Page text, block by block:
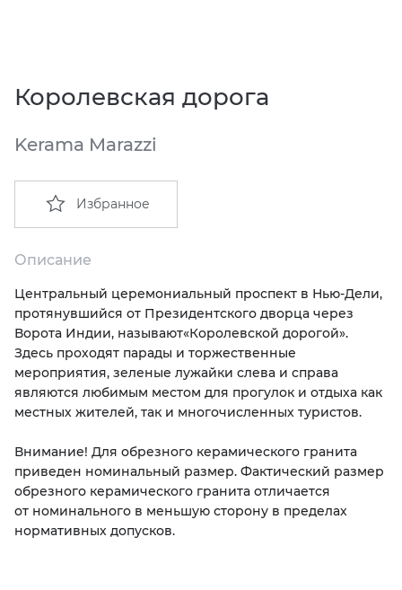
FIANDRE
GRESPANIA
IDALGO
IMOLA CERAMICA
IRIS
ITALON
PAMESA
PERONDA
LA FABBRICA AVA
L’ANTIC COLONIAL
MAXFINE IRIS
PERONDA
REX XXL
SAPIENSTONE
XXL Pamesa
ОБОГРЕВАТЕЛИ
ПОДДОНЫ
ПОЛОТЕНЦЕСУШИТЕЛИ
РАКОВИНЫ
САУНЫ
СИСТЕМЫ СЛИВА
УНИТАЗЫ И ПИCCУАРЫ
СИСТЕМА ВЫРАВНИВАНИЯ
Королевская дорога
Kerama Marazzi
Избранное
Описание
Центральный церемониальный проспект в Нью-Дели,
протянувшийся от Президентского дворца через
Ворота Индии, называют«Королевской дорогой».
Здесь проходят парады и торжественные
мероприятия, зеленые лужайки слева и справа
являются любимым местом для прогулок и отдыха как
местных жителей, так и многочисленных туристов.
Внимание! Для обрезного керамического гранита
приведен номинальный размер. Фактический размер
обрезного керамического гранита отличается
от номинального в меньшую сторону в пределах
нормативных допусков.